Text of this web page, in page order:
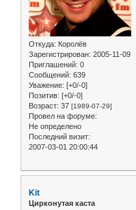
Откуда: Королёв
Зарегистрирован: 2005-11-09
Приглашений: 0
Сообщений: 639
Уважение: [+0/-0]
Позитив: [+0/-0]
Возраст: 37 [1989-07-29]
Провел на форуме:
Не определено
Последний визит:
2007-03-01 20:00:44
Kit
Цирконутая каста